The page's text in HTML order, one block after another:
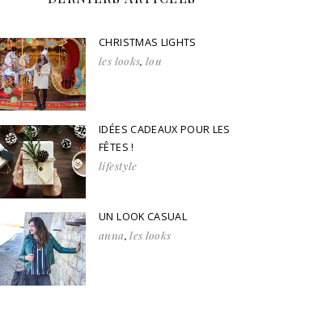
CHRISTMAS LIGHTS
les looks lou
IDÉES CADEAUX POUR LES
FÊTES !
lifestyle
UN LOOK CASUAL
anna,les looks